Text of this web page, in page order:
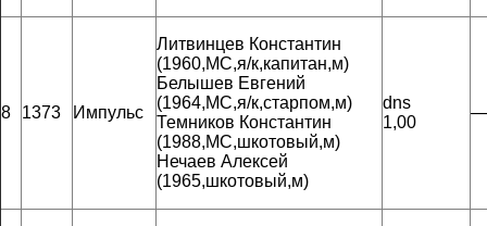
8 1373 Импульс
Литвинцев Константин
(1960,МС,я/к,капитан,м)
Белышев Евгений
(1964,МС,я/к,старпом,м)
Темников Константин
(1988,МС,шкотовый,м)
Нечаев Алексей
(1965,шкотовый,м)
dns
1,00